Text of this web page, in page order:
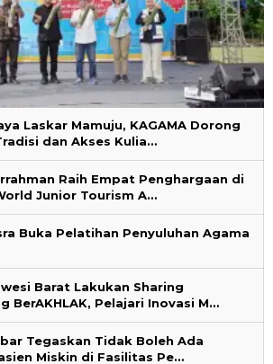
Laskar Mamuju, KAGAMA Dorong
dan Akses Kulia…
Raih Empat Penghargaan di
Junior Tourism A…
Buka Pelatihan Penyuluhan Agama
Barat Lakukan Sharing
BerAKHLAK, Pelajari Inovasi M…
Tegaskan Tidak Boleh Ada
Miskin di Fasilitas Pe…